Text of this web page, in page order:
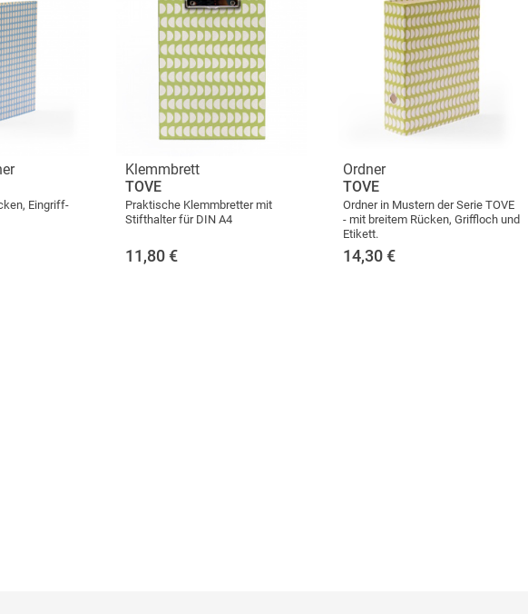
Eingriff-
Klemmbrett
TOVE
Praktische Klemmbretter mit
Stifthalter für DIN A4
11,80 €
Ordner
TOVE
Ordner in Mustern der Serie TOVE
- mit breitem Rücken, Griffloch und
Etikett.
14,30 €